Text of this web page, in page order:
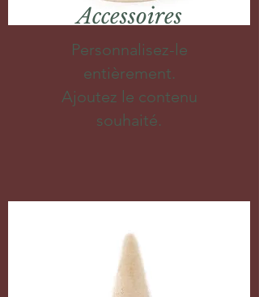
Accessoires
Personnalisez-le
entièrement.
Ajoutez le contenu
souhaité.